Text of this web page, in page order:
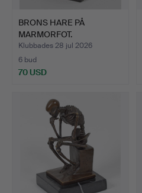
BRONS HARE PÅ
MARMORFOT.
Klubbades 28 jul 2026
6 bud
70 USD